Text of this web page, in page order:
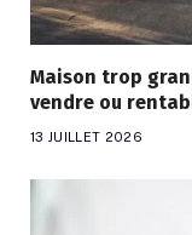
Maison trop
vendre ou
13 JUILLET 2026